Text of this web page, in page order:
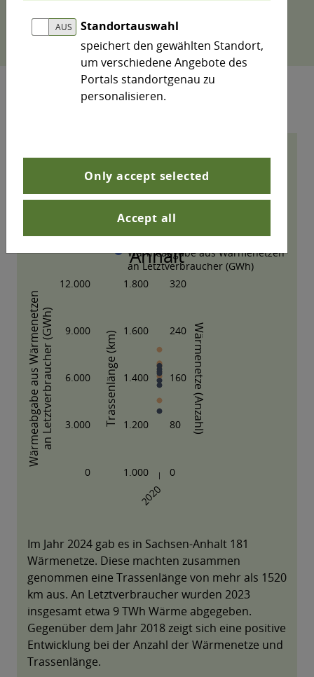
aus- bzw. wieder einschalten.
Standortauswahl
speichert den gewählten Standort,
um verschiedene Angebote des
Portals standortgenau zu
personalisieren.
Only accept selected
Accept all